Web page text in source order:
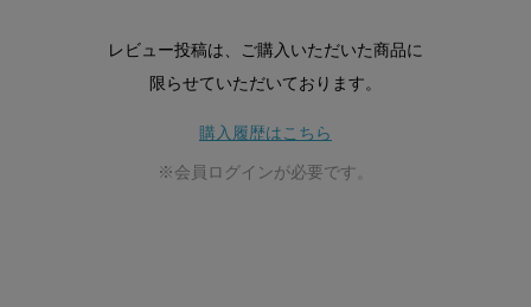
レビュー投稿は、ご購入いただいた商品に
限らせていただいております。
購入履歴はこちら
※会員ログインが必要です。